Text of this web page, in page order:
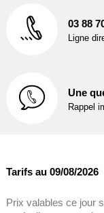
03 88
Ligne
Une
Rappel
Tarifs au 09/08/2026
Prix valables ce jour